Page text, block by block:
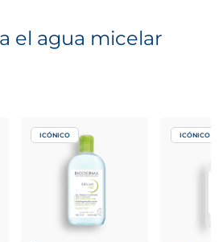
el agua micelar
ICÓNICO ICÓNICO